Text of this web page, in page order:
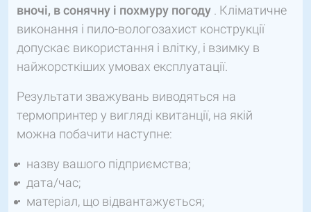
вночі, в сонячну і похмуру погоду . Кліматичне
виконання і пило-вологозахист конструкції
допускає використання і влітку, і взимку в
найжорсткіших умовах експлуатації.
Результати зважувань виводяться на
термопринтер у вигляді квитанції, на якій
можна побачити наступне:
назву вашого підприємства;
дата/час;
матеріал, що відвантажується;